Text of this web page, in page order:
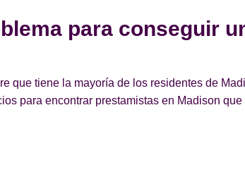
para conseguir
que tiene la mayoría de los residentes de
para encontrar prestamistas en Madison